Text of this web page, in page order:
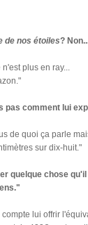
de nos étoiles?
plus en ray...
comment lui
de quoi ça parle
sur dix-huit."
quelque chose qu'il
lui offrir